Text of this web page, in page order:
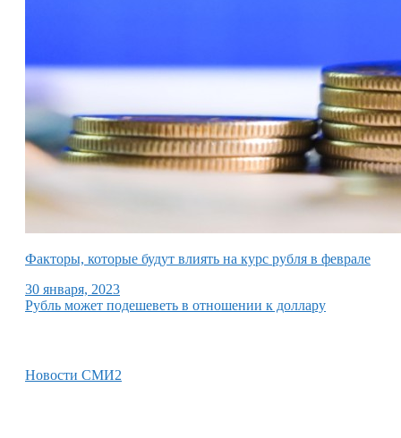
Факторы, которые будут влиять на курс рубля в феврале
30 января, 2023
Рубль может подешеветь в отношении к доллару
Новости СМИ2